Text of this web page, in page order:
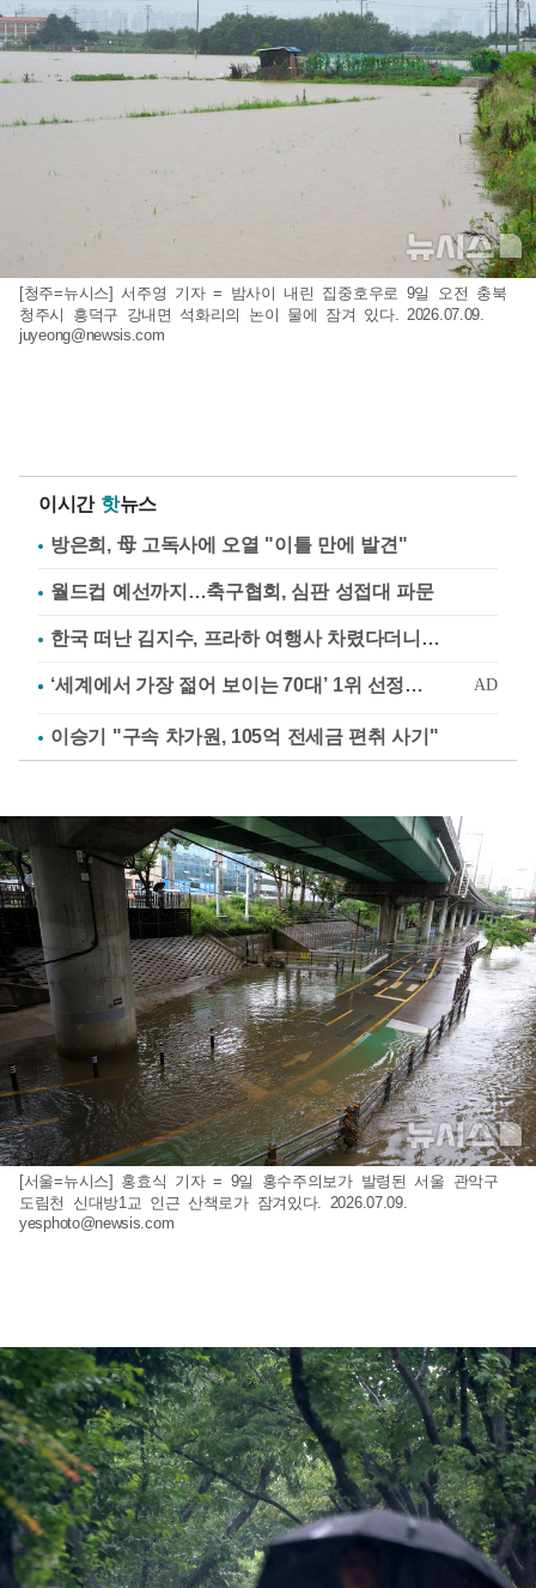
[청주=뉴시스] 서주영 기자 = 밤사이 내린 집중호우로 9일 오전 충북
청주시 흥덕구 강내면 석화리의 논이 물에 잠겨 있다. 2026.07.09.
juyeong@newsis.com
이시간 핫뉴스
방은희, 母 고독사에 오열 "이틀 만에 발견"
월드컵 예선까지…축구협회, 심판 성접대 파문
한국 떠난 김지수, 프라하 여행사 차렸다더니…
이승기 "구속 차가원, 105억 전세금 편취 사기"
[서울=뉴시스] 홍효식 기자 = 9일 홍수주의보가 발령된 서울 관악구
도림천 신대방1교 인근 산책로가 잠겨있다. 2026.07.09.
yesphoto@newsis.com